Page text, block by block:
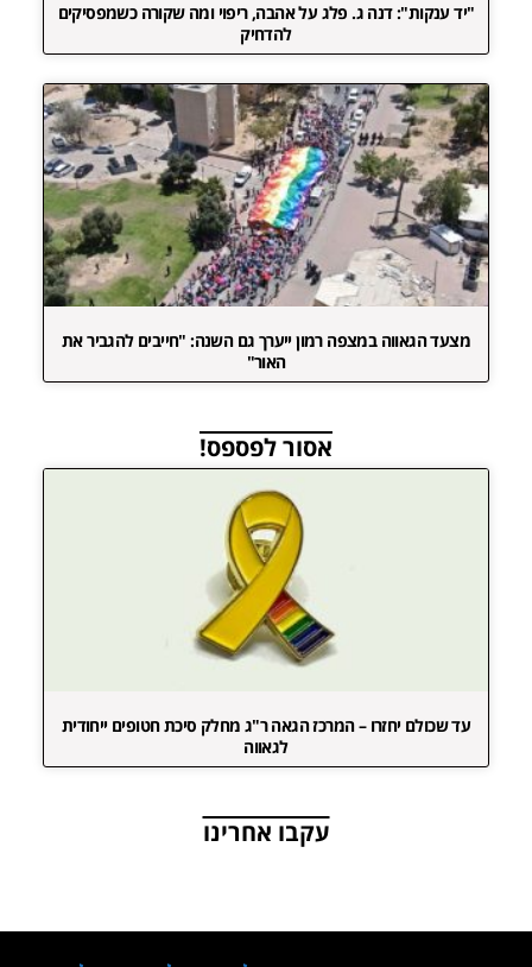
"יד ענקות": דנה ג. פלג על אהבה, ריפוי ומה שקורה כשמפסיקים
להדחיק
מצעד הגאווה במצפה רמון ייערך גם השנה: "חייבים להגביר את
האור"
אסור לפספס!
עד שכולם יחזרו – המרכז הגאה ר"ג מחלק סיכת חטופים ייחודית
לגאווה
עקבו אחרינו